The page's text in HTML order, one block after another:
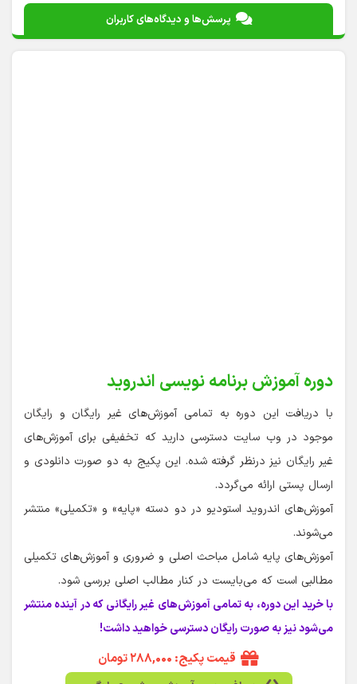
پرسش‌ها و دیدگاه‌های کاربران
دوره آموزش برنامه نویسی اندروید
با دریافت این دوره به تمامی آموزش‌های غیر رایگان و رایگان
موجود در وب سایت دسترسی دارید که تخفیفی برای آموزش‌های
غیر رایگان نیز درنظر گرفته شده. این پکیج به دو صورت دانلودی و
ارسال پستی ارائه می‌گردد.
آموزش‌های اندروید استودیو در دو دسته «پایه» و «تکمیلی» منتشر
می‌شوند.
آموزش‌های پایه شامل مباحث اصلی و ضروری و آموزش‌های تکمیلی
مطالبی است که می‌بایست در کنار مطالب اصلی بررسی شود.
با خرید این دوره، به تمامی آموزش‌های غیر رایگانی که در آینده منتشر
می‌شود نیز به صورت رایگان دسترسی خواهید داشت!